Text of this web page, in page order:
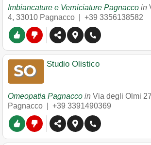
Imbiancature e Verniciature Pagnacco in
4, 33010 Pagnacco +39 3356138582
Studio Olistico
Omeopatia Pagnacco in Via degli Olmi 27
Pagnacco
+39 3391490369